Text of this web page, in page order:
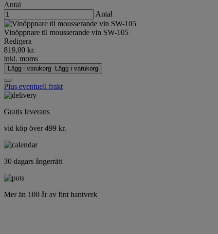
Antal
Antal
Vinöppnare til mousserande vin SW-105
Redigera
819,00 kr.
inkl. moms
Lägg i varukorg Lägg i varukorg
Plus eventuell frakt
Gratis leverans
vid köp över 499 kr.
30 dagars ångerrätt
Mer än 100 år av fint hantverk